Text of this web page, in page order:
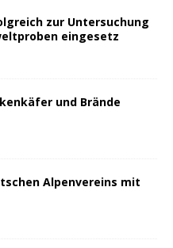
zur Untersuchung
eingesetz
und Brände
Alpenvereins mit